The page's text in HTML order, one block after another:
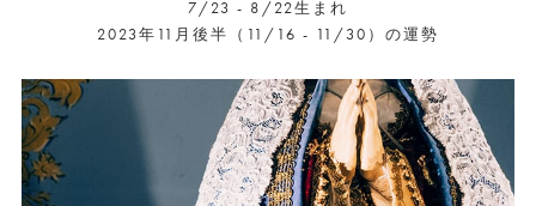
7/23 - 8/22生まれ
2023年11月後半（11/16 - 11/30）の運勢